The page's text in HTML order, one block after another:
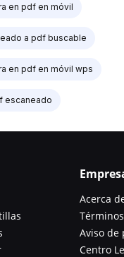
en pdf en móvil
a pdf buscable
en pdf en móvil wps
escaneado
Acerca
Aviso de
Centro